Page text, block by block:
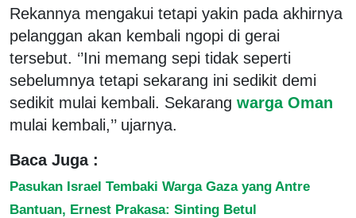
Rekannya mengakui tetapi yakin pada akhirnya
pelanggan akan kembali ngopi di gerai
tersebut. ‘’Ini memang sepi tidak seperti
sebelumnya tetapi sekarang ini sedikit demi
sedikit mulai kembali. Sekarang warga Oman
mulai kembali,’’ ujarnya.
Baca Juga :
Pasukan Israel Tembaki Warga Gaza yang Antre
Bantuan, Ernest Prakasa: Sinting Betul